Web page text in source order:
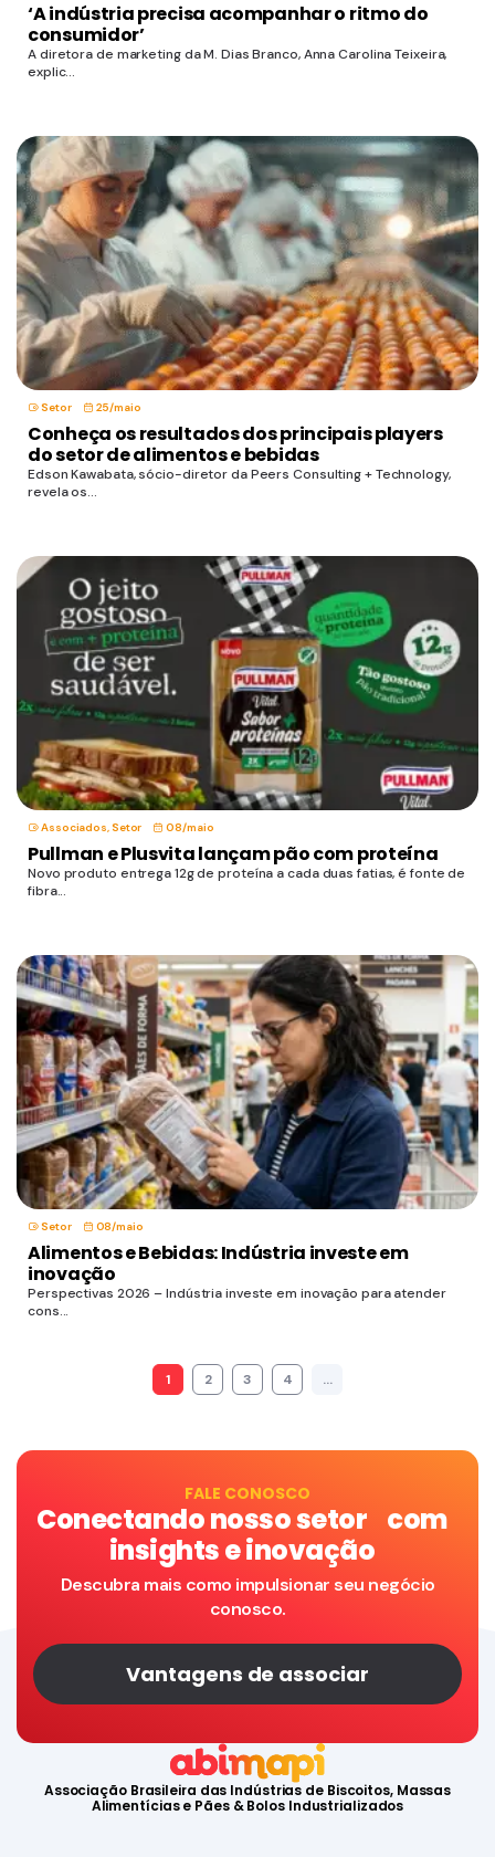
‘A indústria precisa acompanhar o ritmo do
consumidor’
A diretora de marketing da M. Dias Branco, Anna Carolina Teixeira,
explic...
Setor 25/maio
Conheça os resultados dos principais players
do setor de alimentos e bebidas
Edson Kawabata, sócio-diretor da Peers Consulting + Technology,
revela os...
Associados,Setor 08/maio
Pullman e Plusvita lançam pão com proteína
Novo produto entrega 12g de proteína a cada duas fatias, é fonte de
fibra...
Setor 08/maio
Alimentos e Bebidas: Indústria investe em
inovação
Perspectivas 2026 – Indústria investe em inovação para atender
cons...
1 2 3 4 …
FALE CONOSCO
Conectando nosso setor com
insights e inovação
Descubra mais como impulsionar seu negócio
conosco.
Vantagens de associar
Associação Brasileira das Indústrias de Biscoitos, Massas
Alimentícias e Pães & Bolos Industrializados